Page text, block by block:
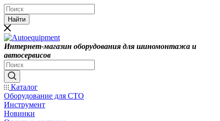
Найти
Интернет-магазин оборудования для шиномонтажа и
автосервисов
Каталог
Оборудование для СТО
Инструмент
Новинки